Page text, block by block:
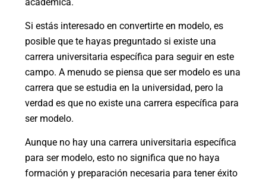
académica.
Si estás interesado en convertirte en modelo, es
posible que te hayas preguntado si existe una
carrera universitaria específica para seguir en este
campo. A menudo se piensa que ser modelo es una
carrera que se estudia en la universidad, pero la
verdad es que no existe una carrera específica para
ser modelo.
Aunque no hay una carrera universitaria específica
para ser modelo, esto no significa que no haya
formación y preparación necesaria para tener éxito